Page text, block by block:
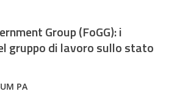
Group (FoGG): i
gruppo di lavoro sullo stato
PA